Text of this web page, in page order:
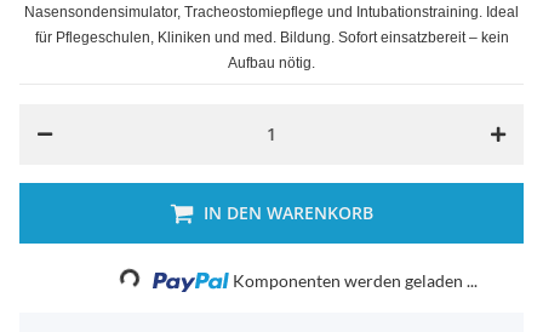
Nasensondensimulator, Tracheostomiepflege und Intubationstraining. Ideal
für Pflegeschulen, Kliniken und med. Bildung. Sofort einsatzbereit – kein
Aufbau nötig.
IN DEN WARENKORB
Loading... Komponenten werden geladen ...